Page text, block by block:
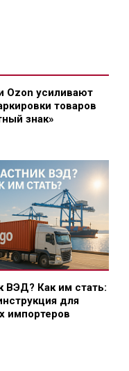
Ozon усиливают
товаров
знак»
ВЭД? Как им стать:
для
импортеров